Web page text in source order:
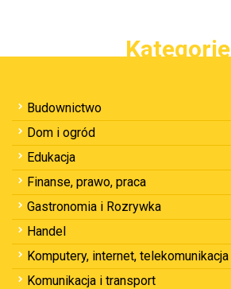
Kategorie
Budownictwo
Dom i ogród
Edukacja
Finanse, prawo, praca
Gastronomia i Rozrywka
Handel
Komputery, internet, telekomunikacja
Komunikacja i transport